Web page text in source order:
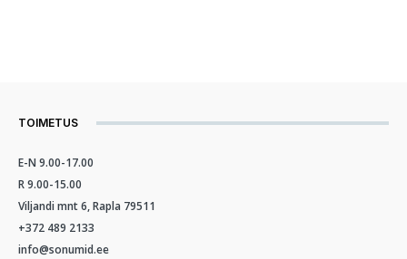
TOIMETUS
E-N 9.00-17.00
R 9.00-15.00
Viljandi mnt 6, Rapla 79511
+372 489 2133
info@sonumid.ee